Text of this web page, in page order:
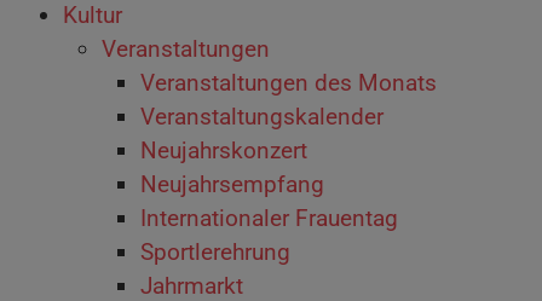
Kultur
Veranstaltungen
Veranstaltungen des Monats
Veranstaltungskalender
Neujahrskonzert
Neujahrsempfang
Internationaler Frauentag
Sportlerehrung
Jahrmarkt